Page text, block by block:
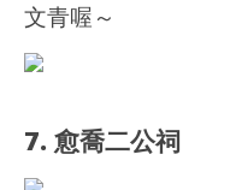
文青喔～
7. 愈喬二公祠